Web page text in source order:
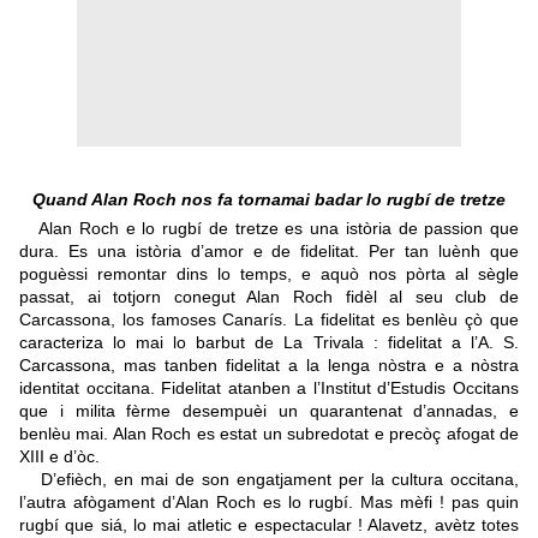
Quand Alan Roch nos fa tornamai badar lo rugbí de tretze
Alan Roch e lo rugbí de tretze es una istòria de passion que
dura. Es una istòria d’amor e de fidelitat. Per tan luènh que
poguèssi remontar dins lo temps, e aquò nos pòrta al sègle
passat, ai totjorn conegut Alan Roch fidèl al seu club de
Carcassona, los famoses Canarís. La fidelitat es benlèu çò que
caracteriza lo mai lo barbut de La Trivala : fidelitat a l’A. S.
Carcassona, mas tanben fidelitat a la lenga nòstra e a nòstra
identitat occitana. Fidelitat atanben a l’Institut d’Estudis Occitans
que i milita fèrme desempuèi un quarantenat d’annadas, e
benlèu mai. Alan Roch es estat un subredotat e precòç afogat de
XIII e d’òc.
D’efièch, en mai de son engatjament per la cultura occitana,
l’autra afògament d’Alan Roch es lo rugbí. Mas mèfi ! pas quin
rugbí que siá, lo mai atletic e espectacular ! Alavetz, avètz totes